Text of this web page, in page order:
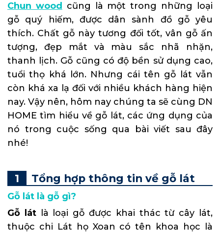
Chun wood
cũng là một trong những loại
gỗ quý hiếm, được dân sành đồ gỗ yêu
thích. Chất gỗ này tương đối tốt, vân gỗ ấn
tượng, đẹp mắt và màu sắc nhã nhặn,
thanh lịch. Gỗ cũng có độ bền sử dụng cao,
tuổi thọ khá lớn. Nhưng cái tên gỗ lát vẫn
còn khá xa lạ đối với nhiều khách hàng hiện
nay. Vậy nên, hôm nay chúng ta sẽ cùng DN
HOME tìm hiểu về gỗ lát, các ứng dụng của
nó trong cuộc sống qua bài viết sau đây
nhé!
Tổng hợp thông tin về gỗ lát
Gỗ lát là gỗ gì?
Gỗ látlà loại gỗ được khai thác từ cây lát,
thuộc chi Lát họ Xoan có tên khoa học là